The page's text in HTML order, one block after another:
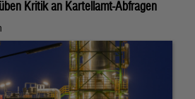
Kritik an Kartellamt-Abfragen